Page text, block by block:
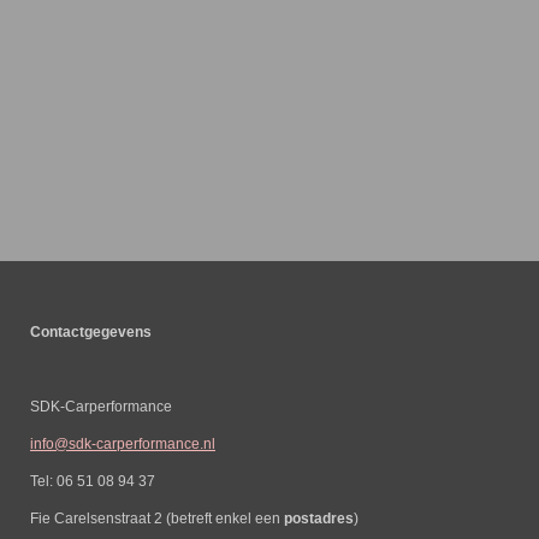
Contactgegevens
SDK-Carperformance
info@sdk-carperformance.nl
Tel: 06 51 08 94 37
Fie Carelsenstraat 2 (betreft enkel een postadres)